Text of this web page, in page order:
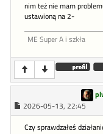
nim też nie mam
ustawioną na 2-
ME Super A i szkła
2026-05-13, 22:45
Czy sprawdzałeś